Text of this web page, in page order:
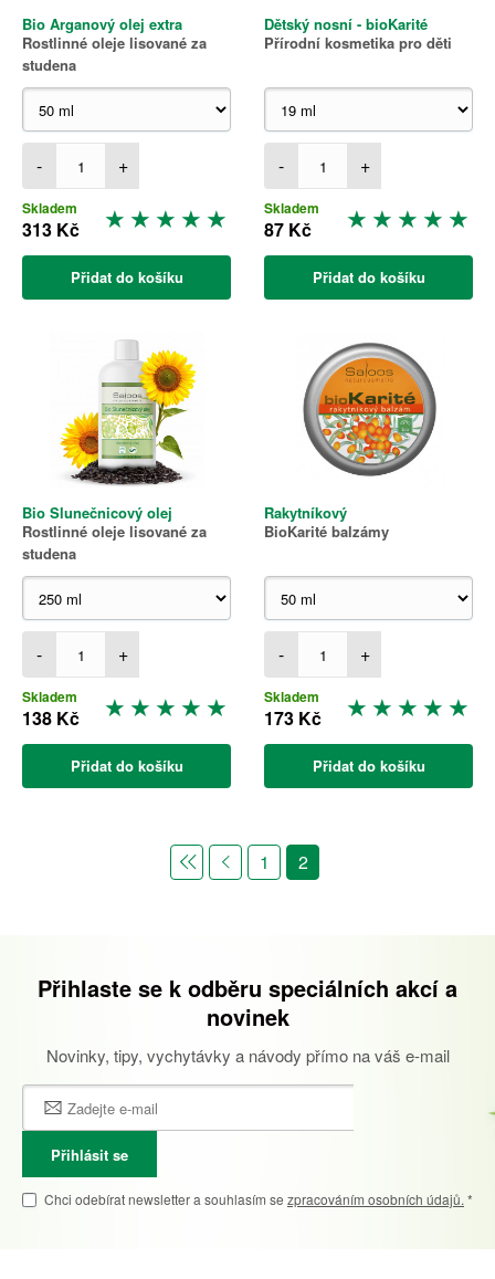
Bio Arganový olej extra
Rostlinné oleje lisované za
studena
- +
Skladem
313 Kč
Přidat do košíku
Dětský nosní - bioKarité
Přírodní kosmetika pro děti
- +
Skladem
87 Kč
Přidat do košíku
Bio Slunečnicový olej
Rostlinné oleje lisované za
studena
- +
Skladem
138 Kč
Přidat do košíku
Rakytníkový
BioKarité balzámy
- +
Skladem
173 Kč
Přidat do košíku
1 2
Přihlaste se k odběru speciálních akcí a
novinek
Novinky, tipy, vychytávky a návody přímo na váš e-mail
Přihlásit se
Chci odebírat newsletter a souhlasím se zpracováním osobních údajů. *